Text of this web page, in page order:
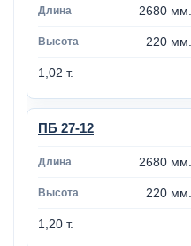
2680 мм.
220 мм.
1,02 т.
ПБ 27-12
2680 мм.
220 мм.
1,20 т.